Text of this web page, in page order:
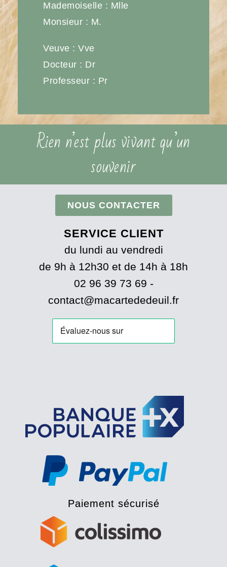
Mademoiselle : Mlle
Monsieur : M.
Veuve : Vve
Docteur : Dr
Professeur : Pr
Rien n’est plus vivant qu’un
souvenir
NOUS CONTACTER
SERVICE CLIENT
du lundi au vendredi
de 9h à 12h30 et de 14h à 18h
02 96 39 73 69 -
contact@macartededeuil.fr
Paiement sécurisé